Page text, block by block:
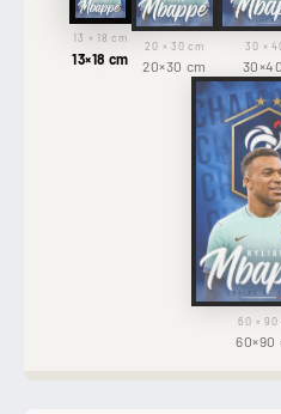
13 × 18 cm
13×18 cm
20 × 30 cm
20×30 cm
30 ×
60 × 90
60×90